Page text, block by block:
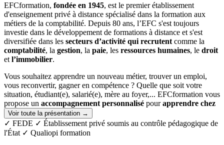
EFCformation, fondée en 1945, est le premier établissement
d'enseignement privé à distance spécialisé dans la formation aux
métiers de la comptabilité. Depuis 80 ans, l’EFC s'est toujours
investie dans le développement de formations à distance et s'est
diversifiée dans les secteurs d’activité qui recrutent comme la
comptabilité, la gestion, la paie, les ressources humaines, le droit
et l’immobilier.
Vous souhaitez apprendre un nouveau métier, trouver un emploi,
vous reconvertir, gagner en compétence ? Quelle que soit votre
situation, étudiant(e), salarié(e), mère au foyer,... EFCformation vous
propose un accompagnement personnalisé pourapprendre chez
vous, à votre rythme,le métier qui correspond à votre projet
professionnel.
Des valeurs fortes
Voir toute la présentation →
✓ FEDE ✓ Établissement privé soumis au contrôle pédagogique de
l'État ✓ Qualiopi formation